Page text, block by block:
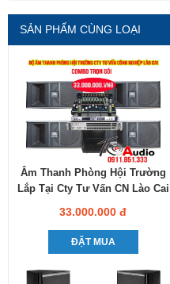
SẢN PHẨM CÙNG LOẠI
Âm Thanh Phòng Hội Trường
Lắp Tại Cty Tư Vấn CN Lào Cai
33.000.000 đ
ĐẶT MUA